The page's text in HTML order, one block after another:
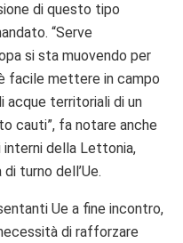
di questo tipo
“Serve
si sta muovendo per
facile mettere in campo
acque territoriali di un
cauti”, fa notare anche
interni della Lettonia,
turno dell’Ue.
Ue a fine incontro,
di rafforzare